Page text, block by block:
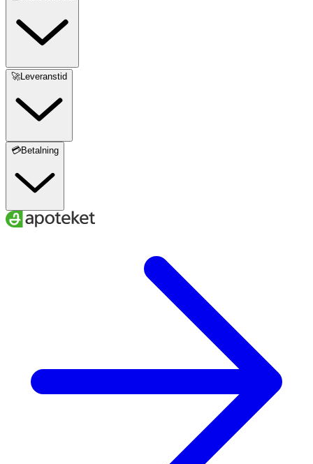
🚀Leveranstid
💳Betalning